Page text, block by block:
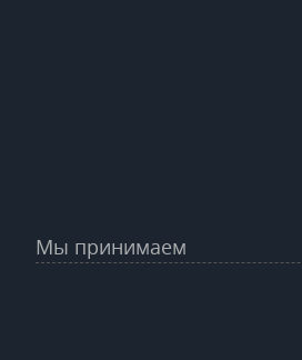
Мы принимаем